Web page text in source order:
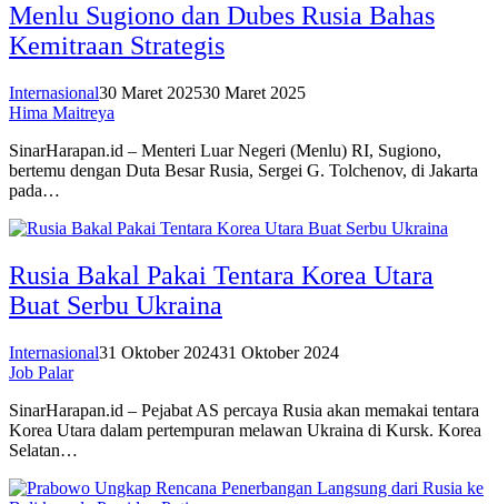
Menlu Sugiono dan Dubes Rusia Bahas
Kemitraan Strategis
Internasional30 Maret 202530 Maret 2025
Hima Maitreya
SinarHarapan.id – Menteri Luar Negeri (Menlu) RI, Sugiono,
bertemu dengan Duta Besar Rusia, Sergei G. Tolchenov, di Jakarta
pada…
Rusia Bakal Pakai Tentara Korea Utara
Buat Serbu Ukraina
Internasional31 Oktober 202431 Oktober 2024
Job Palar
SinarHarapan.id – Pejabat AS percaya Rusia akan memakai tentara
Korea Utara dalam pertempuran melawan Ukraina di Kursk. Korea
Selatan…